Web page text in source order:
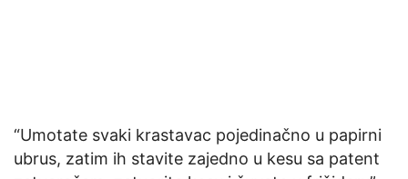
“Umotate svaki krastavac pojedinačno u papirni
ubrus, zatim ih stavite zajedno u kesu sa patent